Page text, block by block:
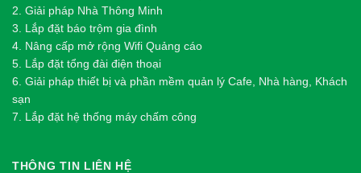
2. Giải pháp Nhà Thông Minh
3. Lắp đặt báo trộm gia đình
4. Nâng cấp mở rộng Wifi Quảng cáo
5. Lắp đặt tổng đài điện thoại
6. Giải pháp thiết bị và phần mềm quản lý Cafe, Nhà hàng, Khách
sạn
7. Lắp đặt hệ thống máy chấm công
THÔNG TIN LIÊN HỆ